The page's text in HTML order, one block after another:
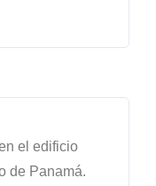
el edificio
de Panamá.